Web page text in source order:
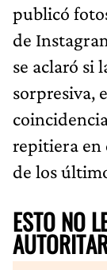
publicó
de
se aclaró si
sorpresiva,
repitiera en
de los
ESTO NO